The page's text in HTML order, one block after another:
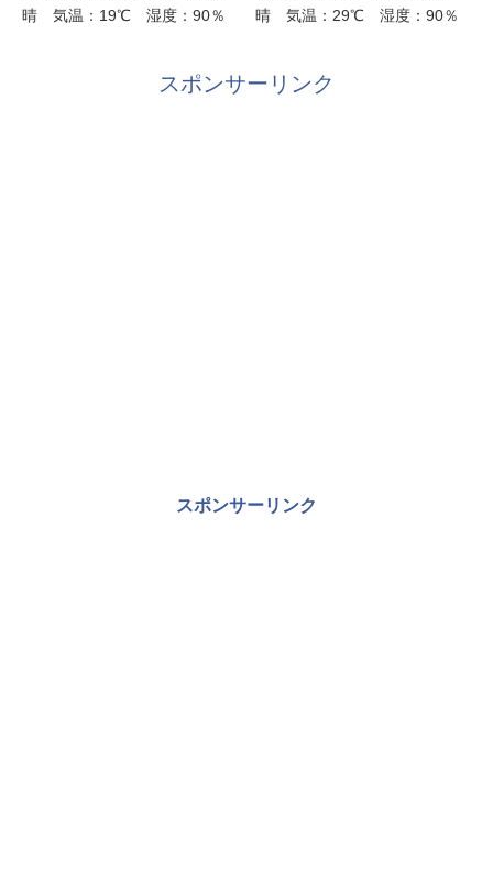
晴 気温：19℃ 湿度：90％
晴 気温：29℃ 湿度：90％
スポンサーリンク
スポンサーリンク